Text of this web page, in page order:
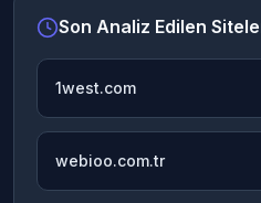
Son Analiz Edilen
1west.com
webioo.com.tr